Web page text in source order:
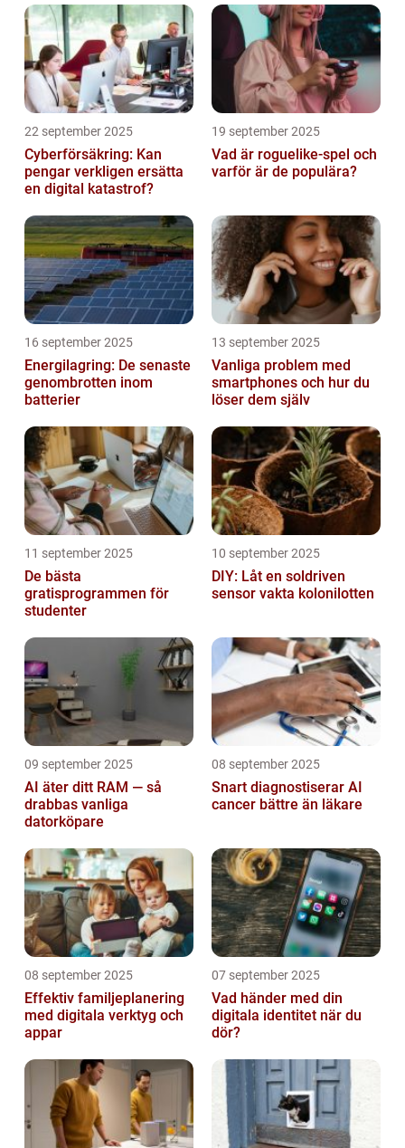
22 september 2025
Cyberförsäkring: Kan
pengar verkligen ersätta
en digital katastrof?
19 september 2025
Vad är roguelike-spel och
varför är de populära?
16 september 2025
Energilagring: De senaste
genombrotten inom
batterier
13 september 2025
Vanliga problem med
smartphones och hur du
löser dem själv
11 september 2025
De bästa
gratisprogrammen för
studenter
10 september 2025
DIY: Låt en soldriven
sensor vakta kolonilotten
09 september 2025
AI äter ditt RAM — så
drabbas vanliga
datorköpare
08 september 2025
Snart diagnostiserar AI
cancer bättre än läkare
08 september 2025
Effektiv familjeplanering
med digitala verktyg och
appar
07 september 2025
Vad händer med din
digitala identitet när du
dör?